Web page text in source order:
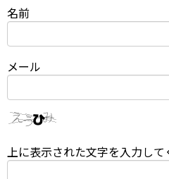
名前
メール
上に表示された文字を入力して